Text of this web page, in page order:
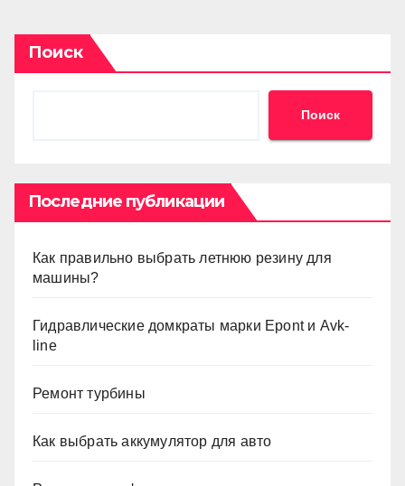
Поиск
Поиск
Последние публикации
Как правильно выбрать летнюю резину для
машины?
Гидравлические домкраты марки Epont и Avk-
line
Ремонт турбины
Как выбрать аккумулятор для авто